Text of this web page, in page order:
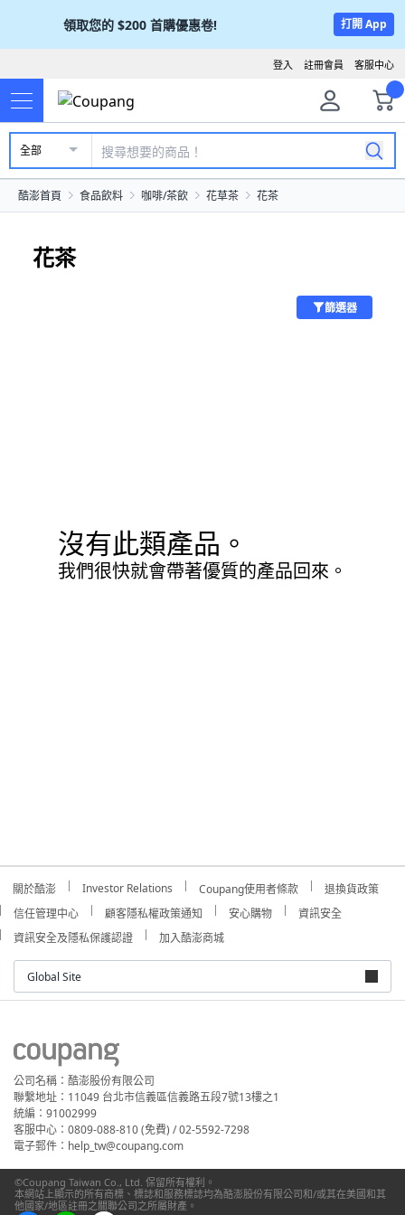
領取您的 $200 首購優惠卷! 打開 App
客服中心
註冊會員
登入
全部
酷澎首頁 食品飲料 咖啡/茶飲 花草茶 花茶
花茶
篩選器
沒有此類產品。
我們很快就會帶著優質的產品回來。
關於酷澎 Investor Relations Coupang使用者條款
退換貨政策
信任管理中心
顧客隱私權政策通知 安心購物
資訊安全
資訊安全及隱私保護認證
加入酷澎商城
Global Site
公司名稱：酷澎股份有限公司
聯繫地址：11049 台北市信義區信義路五段7號13樓之1
統編：91002999
客服中心：0809-088-810 (免費) / 02-5592-7298
電子郵件：help_tw@coupang.com
©Coupang Taiwan Co., Ltd. 保留所有權利。
本網站上顯示的所有商標、標誌和服務標誌均為酷澎股份有限公司和/或其在美國和其
他國家/地區註冊之關聯公司之所屬財產。